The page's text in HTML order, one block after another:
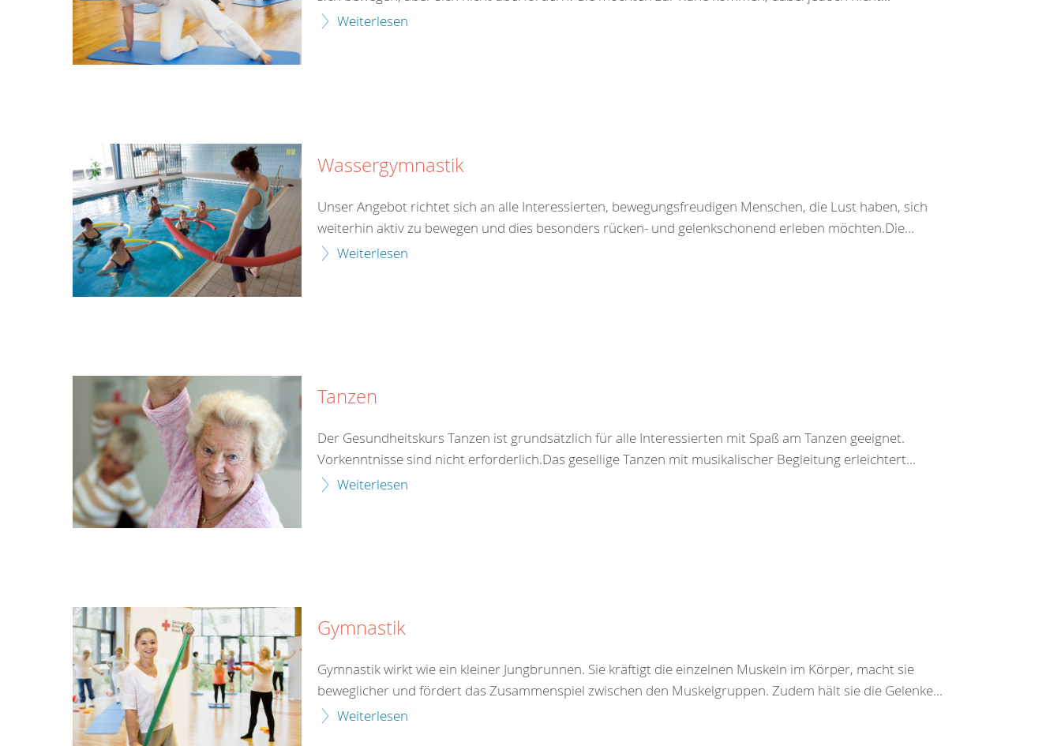
Weiterlesen
Wassergymnastik
Unser Angebot richtet sich an alle Interessierten, bewegungsfreudigen Menschen, die Lust haben, sich
weiterhin aktiv zu bewegen und dies besonders rücken- und gelenkschonend erleben möchten.Die...
Weiterlesen
Tanzen
Der Gesundheitskurs Tanzen ist grundsätzlich für alle Interessierten mit Spaß am Tanzen geeignet.
Vorkenntnisse sind nicht erforderlich.Das gesellige Tanzen mit musikalischer Begleitung erleichtert...
Weiterlesen
Gymnastik
Gymnastik wirkt wie ein kleiner Jungbrunnen. Sie kräftigt die einzelnen Muskeln im Körper, macht sie
beweglicher und fördert das Zusammenspiel zwischen den Muskelgruppen. Zudem hält sie die Gelenke...
Weiterlesen